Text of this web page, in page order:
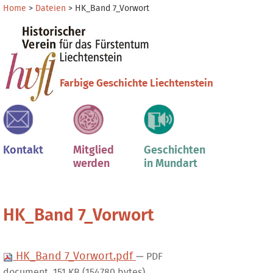
Direkt
Inhalt
Direkt
zur
Navigation
Benutzerspezifische
Home > Dateien > HK_Band 7_Vorwort
Farbige Geschichte Liechtenstein
Kontakt
Mitglied
werden
Geschichten
in Mundart
HK_Band 7_Vorwort
HK_Band 7_Vorwort.pdf— PDF